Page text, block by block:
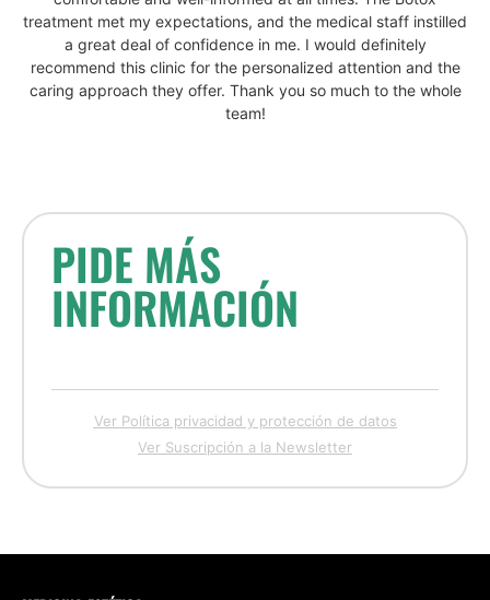
treatment met my expectations, and the medical staff instilled
a great deal of confidence in me. I would definitely
recommend this clinic for the personalized attention and the
caring approach they offer. Thank you so much to the whole
team!
PIDE MÁS
INFORMACIÓN
Ver Política privacidad y protección de datos
Ver Suscripción a la Newsletter